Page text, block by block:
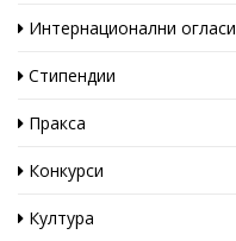
Интернационални огласи
Стипендии
Пракса
Конкурси
Култура